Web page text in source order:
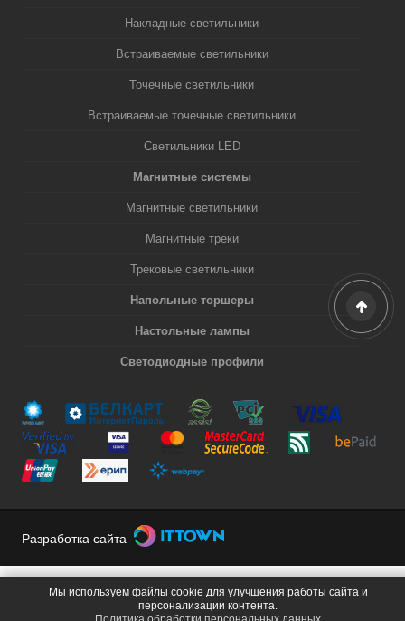
Накладные светильники
Встраиваемые светильники
Точечные светильники
Встраиваемые точечные светильники
Светильники LED
Магнитные системы
Магнитные светильники
Магнитные треки
Трековые светильники
Напольные торшеры
Настольные лампы
Светодиодные профили
Разработка сайта
Мы используем файлы cookie для улучшения работы сайта и
персонализации контента.